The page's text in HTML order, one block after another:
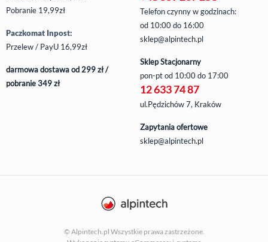
Pobranie 19,99zł
Paczkomat Inpost:
Przelew / PayU 16,99zł
darmowa dostawa od 299 zł /
pobranie 349 zł
Telefon czynny w godzinach:
od 10:00 do 16:00
sklep@alpintech.pl
Sklep Stacjonarny
pon-ptod 10:00 do 17:00
12 633 74 87
ul.Pędzichów 7, Kraków
Zapytania ofertowe
sklep@alpintech.pl
© Alpintech.pl Wszystkie prawa zastrzeżone.